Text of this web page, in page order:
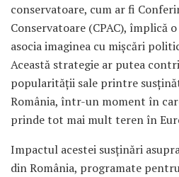
conservatoare, cum ar fi
Conservatoare (CPAC), împlică
asocia imaginea cu mișcări
Această strategie ar putea
popularității sale printre
România, într-un moment în
prinde tot mai mult teren în
Impactul acestei susținări
din România, programate